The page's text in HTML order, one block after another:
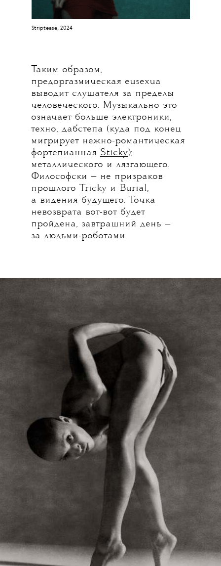
Striptease, 2024
Таким образом,
предоргазмическая eusexua
выводит слушателя за пределы
человеческого. Музыкально это
означает больше электроники,
техно, дабстепа (куда под конец
мигрирует нежно-романтическая
фортепианная Sticky);
металлического и лязгающего.
Философски — не призраков
прошлого Tricky и Burial,
а видения будущего. Точка
невозврата вот-вот будет
пройдена, завтрашний день —
за людьми-роботами.